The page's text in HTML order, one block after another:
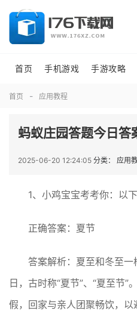
首页 手机游戏 手游攻略
首页 应用教程
蚂蚁庄园答题今日
2025-06-20 12:24:05 分类： 应用
1、小鸡宝宝考考你：以
正确答案：夏节
答案解析：夏至和冬至
日，古时称“夏节”、“夏至节
假，回家与亲人团聚畅饮，以